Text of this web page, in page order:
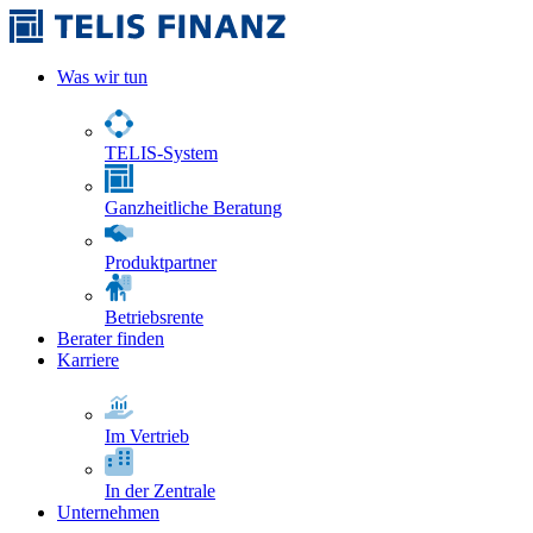
Was wir tun
TELIS-System
Ganzheitliche Beratung
Produktpartner
Betriebsrente
Berater finden
Karriere
Im Vertrieb
In der Zentrale
Unternehmen